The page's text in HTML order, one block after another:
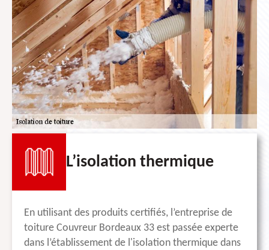
L’isolation thermique
En utilisant des produits certifiés, l’entreprise de
toiture Couvreur Bordeaux 33 est passée experte
dans l’établissement de l'isolation thermique dans